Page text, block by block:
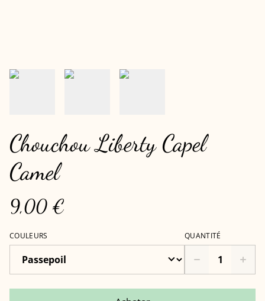
Chouchou Liberty Capel
Camel
9,00 €
COULEURS QUANTITÉ